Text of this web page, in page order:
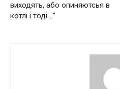
виходять, або опиняютсья в
котлі і тоді….”